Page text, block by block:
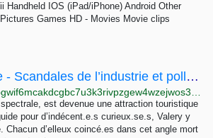
Handheld IOS (iPad/iPhone) Android Other
Games HD - Movies Movie clips
Se divertir contre - Scandales de l’industrie et pollutions (III) - Paris-luttes.info
est devenue une attraction touristique
pour d’indécent.e.s curieux.se.s, Valery y
Chacun d’elleux coincé.es dans cet angle mort